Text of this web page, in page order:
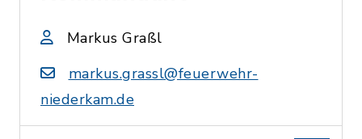
Markus Graßl
markus.grassl@feuerwehr-
niederkam.de